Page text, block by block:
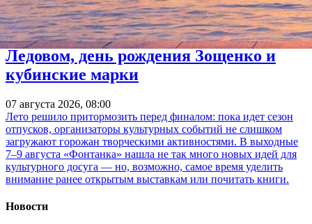
Куда пойти 7–9 августа: «Пикник
Афиши», песни «Короля и Шута» в
Ледовом, день рождения Зощенко и
кубинские марки
07 августа 2026, 08:00
Лето решило притормозить перед финалом: пока идет сезон
отпусков, организаторы культурных событий не слишком
загружают горожан творческими активностями. В выходные
7–9 августа «Фонтанка» нашла не так много новых идей для
культурного досуга — но, возможно, самое время уделить
внимание ранее открытым выставкам или почитать книги.
Новости